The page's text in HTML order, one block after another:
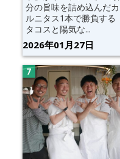
分の旨味を詰め込んだカ
ルニタス1本で勝負する
タコスと陽気な...
2026年01月27日